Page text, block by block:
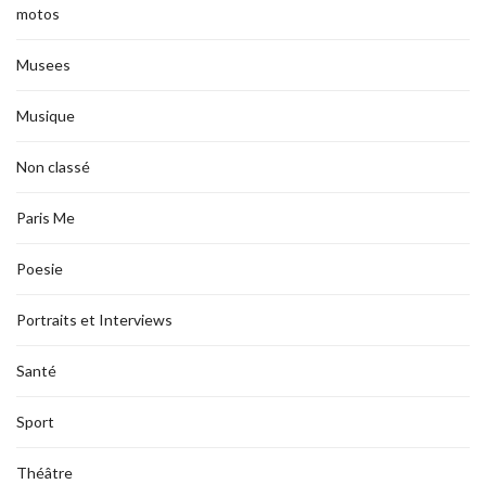
motos
Musees
Musique
Non classé
Paris Me
Poesie
Portraits et Interviews
Santé
Sport
Théâtre